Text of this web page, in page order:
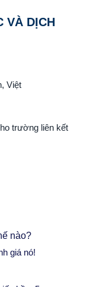
VÀ DỊCH
Việt
trường liên kết
nào?
giá nó!